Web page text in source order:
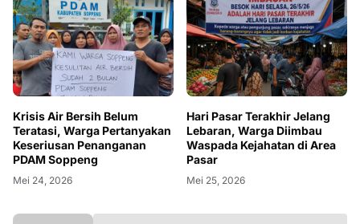
Krisis Air Bersih Belum
Teratasi, Warga Pertanyakan
Keseriusan Penanganan
PDAM Soppeng
Mei 24, 2026
Hari Pasar Terakhir Jelang
Lebaran, Warga Diimbau
Waspada Kejahatan di Area
Pasar
Mei 25, 2026